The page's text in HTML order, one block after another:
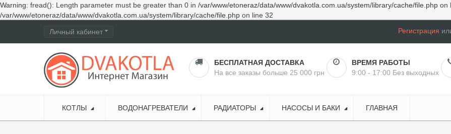
Warning: fread(): Length parameter must be greater than 0 in /var/www/etoneraz/data/www/dvakotla.com.ua/system/library/cache/file.php on
/var/www/etoneraz/data/www/dvakotla.com.ua/system/library/cache/file.php on line 32
Личный кабинет Регистрация
БЕСПЛАТНАЯ ДОСТАВКА
На все заказы больше 25 000 грн
ВРЕМЯ РАБОТЫ
9:00 - 17:00 Без выходных
КОТЛЫ ВОДОНАГРЕВАТЕЛИ РАДИАТОРЫ НАСОСЫ И БАКИ ГЛАВНАЯ